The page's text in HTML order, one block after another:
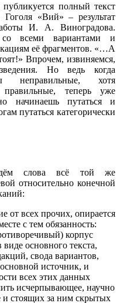
полный текст
«Вий» – результат
И. А. Виноградова.
со всеми вариантами и
её фрагментов. «…А
Впрочем, извиняемся,
Но ведь когда
неправильные, хотя
теперь уже
начинаешь путаться и
путаться категорически
слова всё той же
относительно конечной
от всех прочих, опирается
с тем обязанность:
корпус
основного текста,
свода вариантов,
источник, и
всех этих данных
исчерпывающее, научно
и стоящих за ним скрытых